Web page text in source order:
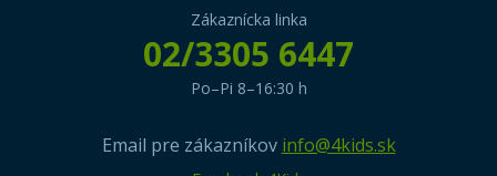
Zákaznícka linka
02/3305 6447
Po–Pi 8–16:30 h
Email pre zákazníkov info@4kids.sk